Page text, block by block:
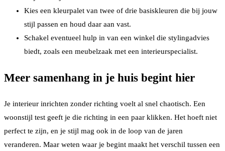
Kies een kleurpalet van twee of drie basiskleuren die bij jouw
stijl passen en houd daar aan vast.
Schakel eventueel hulp in van een winkel die stylingadvies
biedt, zoals een meubelzaak met een interieurspecialist.
Meer samenhang in je huis begint hier
Je interieur inrichten zonder richting voelt al snel chaotisch. Een
woonstijl test geeft je die richting in een paar klikken. Het hoeft niet
perfect te zijn, en je stijl mag ook in de loop van de jaren
veranderen. Maar weten waar je begint maakt het verschil tussen een